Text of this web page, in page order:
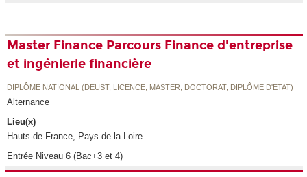
Master Finance Parcours Finance d'entreprise
et ingénierie financière
DIPLÔME NATIONAL (DEUST, LICENCE, MASTER, DOCTORAT, DIPLÔME D'ETAT)
Alternance
Lieu(x)
Hauts-de-France, Pays de la Loire
Entrée Niveau 6 (Bac+3 et 4)